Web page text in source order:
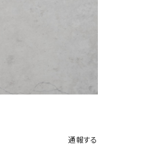
通報する